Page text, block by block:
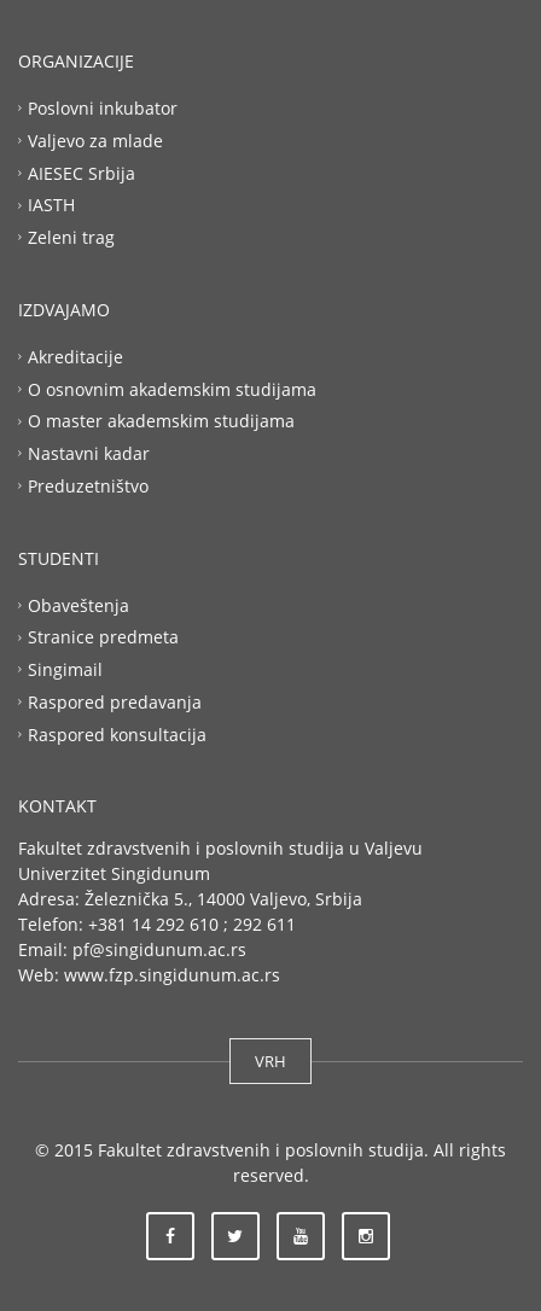
ORGANIZACIJE
Poslovni inkubator
Valjevo za mlade
AIESEC Srbija
IASTH
Zeleni trag
IZDVAJAMO
Akreditacije
O osnovnim akademskim studijama
O master akademskim studijama
Nastavni kadar
Preduzetništvo
STUDENTI
Obaveštenja
Stranice predmeta
Singimail
Raspored predavanja
Raspored konsultacija
KONTAKT
Fakultet zdravstvenih i poslovnih studija u Valjevu
Univerzitet Singidunum
Adresa: Železnička 5., 14000 Valjevo, Srbija
Telefon: +381 14 292 610 ; 292 611
Email: pf@singidunum.ac.rs
Web: www.fzp.singidunum.ac.rs
VRH
© 2015 Fakultet zdravstvenih i poslovnih studija. All rights
reserved.